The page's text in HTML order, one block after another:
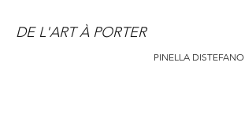
DE L'ART À PORTER
PINELLA DISTEFANO